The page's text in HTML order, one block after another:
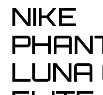
NIKE
LUNA